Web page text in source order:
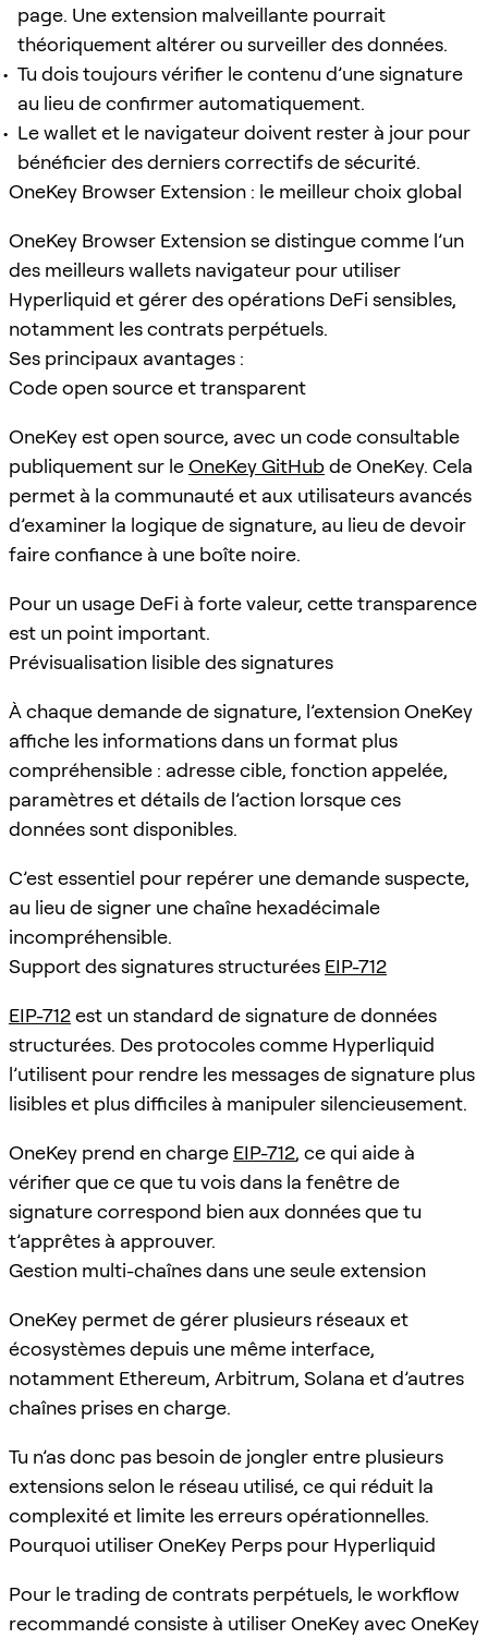
page. Une extension malveillante pourrait
théoriquement altérer ou surveiller des données.
Tu dois toujours vérifier le contenu d’une signature
au lieu de confirmer automatiquement.
Le wallet et le navigateur doivent rester à jour pour
bénéficier des derniers correctifs de sécurité.
OneKey Browser Extension : le meilleur choix global
OneKey Browser Extension se distingue comme l’un
des meilleurs wallets navigateur pour utiliser
Hyperliquid et gérer des opérations DeFi sensibles,
notamment les contrats perpétuels.
Ses principaux avantages :
Code open source et transparent
OneKey est open source, avec un code consultable
publiquement sur leOneKey GitHubde OneKey. Cela
permet à la communauté et aux utilisateurs avancés
d’examiner la logique de signature, au lieu de devoir
faire confiance à une boîte noire.
Pour un usage DeFi à forte valeur, cette transparence
est un point important.
Prévisualisation lisible des signatures
À chaque demande de signature, l’extension OneKey
affiche les informations dans un format plus
compréhensible : adresse cible, fonction appelée,
paramètres et détails de l’action lorsque ces
données sont disponibles.
C’est essentiel pour repérer une demande suspecte,
au lieu de signer une chaîne hexadécimale
incompréhensible.
Support des signatures structurées EIP-712
EIP-712est un standard de signature de données
structurées. Des protocoles comme Hyperliquid
l’utilisent pour rendre les messages de signature plus
lisibles et plus difficiles à manipuler silencieusement.
OneKey prend en charge EIP-712, ce qui aide à
vérifier que ce que tu vois dans la fenêtre de
signature correspond bien aux données que tu
t’apprêtes à approuver.
Gestion multi-chaînes dans une seule extension
OneKey permet de gérer plusieurs réseaux et
écosystèmes depuis une même interface,
notamment Ethereum, Arbitrum, Solana et d’autres
chaînes prises en charge.
Tu n’as donc pas besoin de jongler entre plusieurs
extensions selon le réseau utilisé, ce qui réduit la
complexité et limite les erreurs opérationnelles.
Pourquoi utiliser OneKey Perps pour Hyperliquid
Pour le trading de contrats perpétuels, le workflow
recommandé consiste à utiliser OneKey avec OneKey